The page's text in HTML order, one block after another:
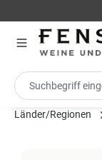
Länder/Regionen